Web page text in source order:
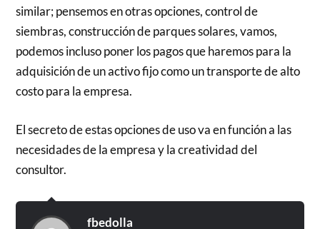
similar; pensemos en otras opciones, control de
siembras, construcción de parques solares, vamos,
podemos incluso poner los pagos que haremos para la
adquisición de un activo fijo como un transporte de alto
costo para la empresa.
El secreto de estas opciones de uso va en función a las
necesidades de la empresa y la creatividad del
consultor.
fbedolla